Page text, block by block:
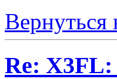
Вернуться
Re: